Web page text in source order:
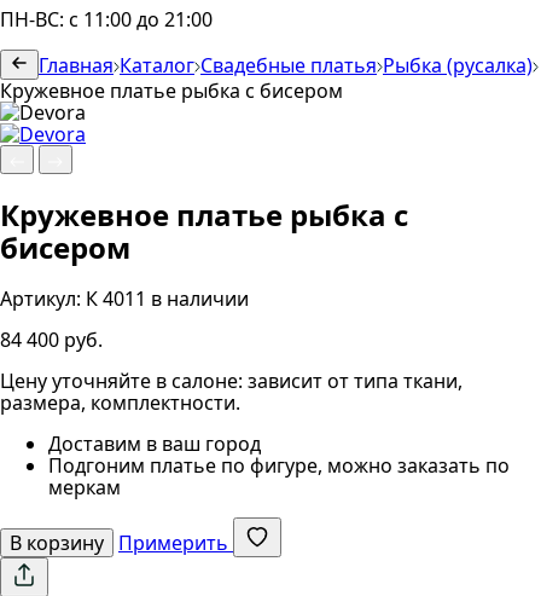
ПН-ВС: с 11:00 до 21:00
Главная Каталог Свадебные платья Рыбка (русалка)
Кружевное платье рыбка с бисером
Кружевное платье рыбка с
бисером
Артикул: К 4011 в наличии
84 400 руб.
Цену уточняйте в салоне: зависит от типа ткани,
размера, комплектности.
Доставим в ваш город
Подгоним платье по фигуре, можно заказать по
меркам
В корзину Примерить